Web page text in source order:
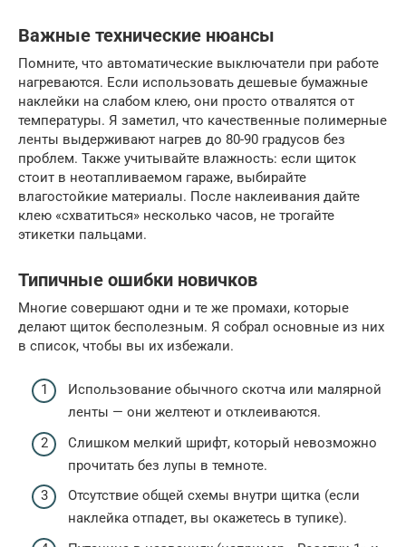
Важные технические нюансы
Помните, что автоматические выключатели при работе
нагреваются. Если использовать дешевые бумажные
наклейки на слабом клею, они просто отвалятся от
температуры. Я заметил, что качественные полимерные
ленты выдерживают нагрев до 80-90 градусов без
проблем. Также учитывайте влажность: если щиток
стоит в неотапливаемом гараже, выбирайте
влагостойкие материалы. После наклеивания дайте
клею «схватиться» несколько часов, не трогайте
этикетки пальцами.
Типичные ошибки новичков
Многие совершают одни и те же промахи, которые
делают щиток бесполезным. Я собрал основные из них
в список, чтобы вы их избежали.
Использование обычного скотча или малярной
ленты — они желтеют и отклеиваются.
Слишком мелкий шрифт, который невозможно
прочитать без лупы в темноте.
Отсутствие общей схемы внутри щитка (если
наклейка отпадет, вы окажетесь в тупике).